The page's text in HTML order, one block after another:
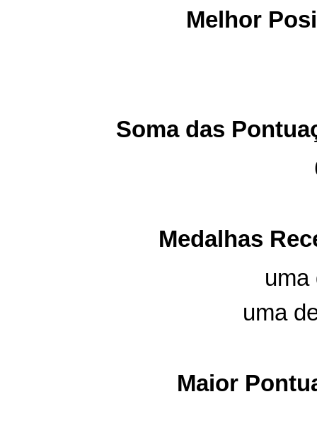
Melhor
Soma das
Medalhas
uma
uma
Maior